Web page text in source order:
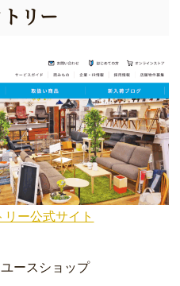
トリー
リー公式サイト
ースショップ